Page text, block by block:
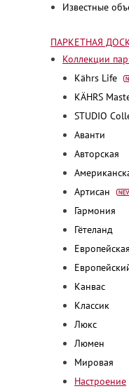
Известные
ПАРКЕТНАЯ
Коллекции
Kährs Life
KÄHRS
STUDIO
Аванти
Авторская
Артисан
Гармония
Гётеланд
Европейская
Канвас
Классик
Люкс
Люмен
Мировая
Настроение